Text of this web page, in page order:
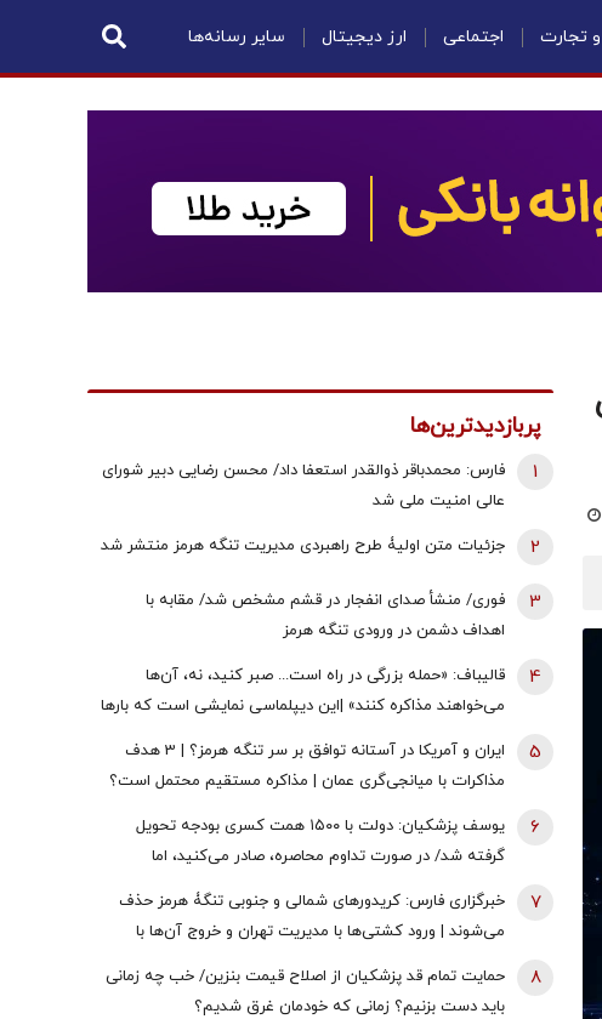
و تجارت اجتماعی ارز دیجیتال سایر رسانه‌ها
پربازدیدترین‌ها
فارس: محمدباقر ذوالقدر استعفا داد/ محسن رضایی دبیر شورای
عالی امنیت ملی شد
1
جزئیات متن اولیۀ طرح راهبردی مدیریت تنگه هرمز منتشر شد 2
فوری/ منشأ صدای انفجار در قشم مشخص شد/ مقابه با
اهداف دشمن در ورودی تنگه هرمز
3
قالیباف: «حمله بزرگی در راه است... صبر کنید، نه، آن‌ها
می‌خواهند مذاکره کنند» |این دیپلماسی نمایشی است که بارها
4
ایران و آمریکا در آستانه توافق بر سر تنگه هرمز؟ | 3 هدف
مذاکرات با میانجی‌گری عمان | مذاکره مستقیم محتمل است؟
5
یوسف پزشکیان: دولت با ۱۵۰۰ همت کسری بودجه تحویل
گرفته شد/ در صورت تداوم محاصره، صادر می‌کنید، اما
نمی‌توانید واردات انجام دهید
6
خبرگزاری فارس: کریدورهای شمالی و جنوبی تنگۀ هرمز حذف
می‌شوند | ورود کشتی‌ها با مدیریت تهران و خروج آن‌ها با
تنگه در قالب بهای خدمات است
7
حمایت تمام قد پزشکیان از اصلاح قیمت بنزین/ خب چه زمانی
باید دست بزنیم؟ زمانی که خودمان غرق شدیم؟
8